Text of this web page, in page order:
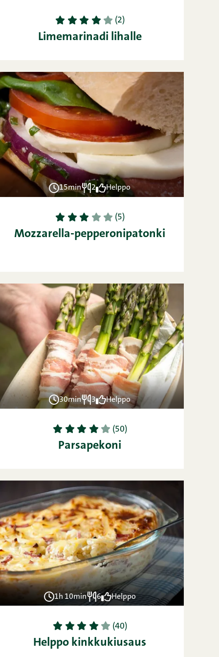
1 2 3 4 5 (2)
Limemarinadi lihalle
15min 2 Helppo
1 2 3 4 5 (5)
Mozzarella-pepperonipatonki
30min 3 Helppo
1 2 3 4 5 (50)
Parsapekoni
1h 10min 6 Helppo
1 2 3 4 5 (40)
Helppo kinkkukiusaus